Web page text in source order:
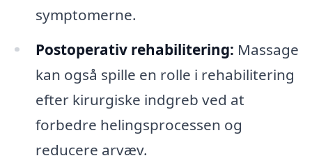
symptomerne.
Postoperativ rehabilitering: Massage
kan også spille en rolle i rehabilitering
efter kirurgiske indgreb ved at
forbedre helingsprocessen og
reducere arvæv.